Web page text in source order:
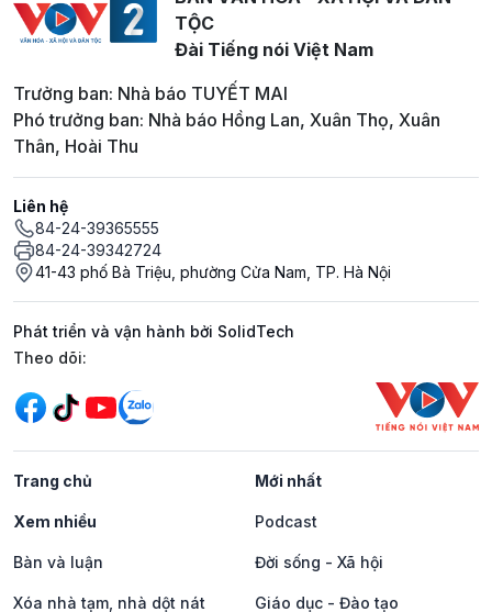
TỘC
Đài Tiếng nói Việt Nam
Trưởng ban: Nhà báo TUYẾT MAI
Phó trưởng ban: Nhà báo Hồng Lan, Xuân Thọ, Xuân
Thân, Hoài Thu
Liên hệ
84-24-39365555
84-24-39342724
41-43 phố Bà Triệu, phường Cửa Nam, TP. Hà Nội
Phát triển và vận hành bởi SolidTech
Mạng xã hội
Theo dõi:
Trang chủ Mới nhất
Xem nhiều Podcast
Bàn và luận Đời sống - Xã hội
Xóa nhà tạm, nhà dột nát Giáo dục - Đào tạo